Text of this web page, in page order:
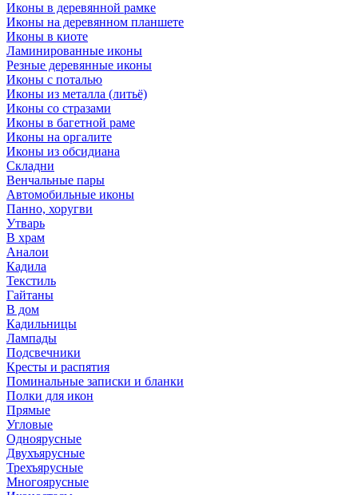
Иконы в деревянной рамке
Иконы на деревянном планшете
Иконы в киоте
Ламинированные иконы
Резные деревянные иконы
Иконы с поталью
Иконы из металла (литьё)
Иконы со стразами
Иконы в багетной раме
Иконы на оргалите
Иконы из обсидиана
Складни
Венчальные пары
Автомобильные иконы
Панно, хоругви
Утварь
В храм
Аналои
Кадила
Текстиль
Гайтаны
В дом
Кадильницы
Лампады
Подсвечники
Кресты и распятия
Поминальные записки и бланки
Полки для икон
Прямые
Угловые
Одноярусные
Двухъярусные
Трехъярусные
Многоярусные